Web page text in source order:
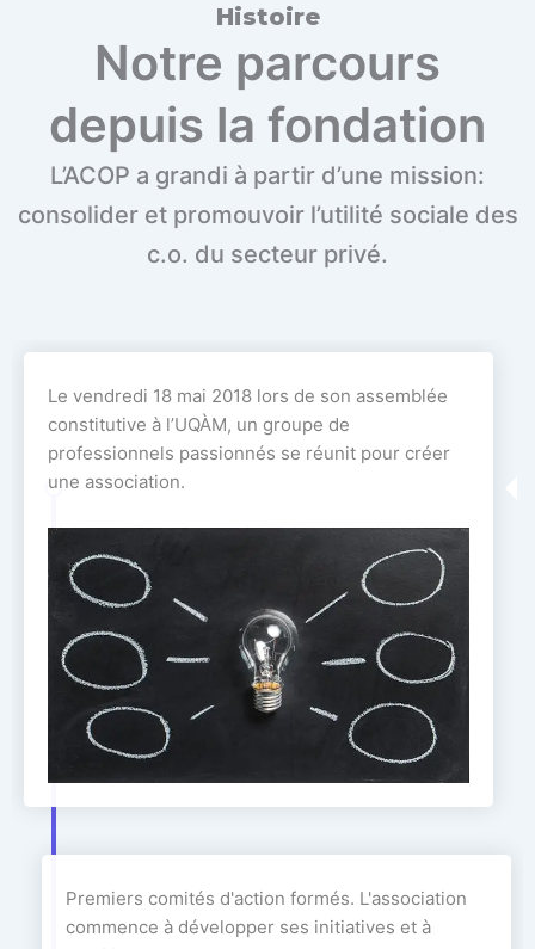
Histoire
Notre parcours
depuis la fondation
L’ACOP a grandi à partir d’une mission:
consolider et promouvoir l’utilité sociale des
c.o. du secteur privé.
Le vendredi 18 mai 2018 lors de son assemblée
constitutive à l’UQÀM, un groupe de
professionnels passionnés se réunit pour créer
une association.
Premiers comités d'action formés. L'association
commence à développer ses initiatives et à